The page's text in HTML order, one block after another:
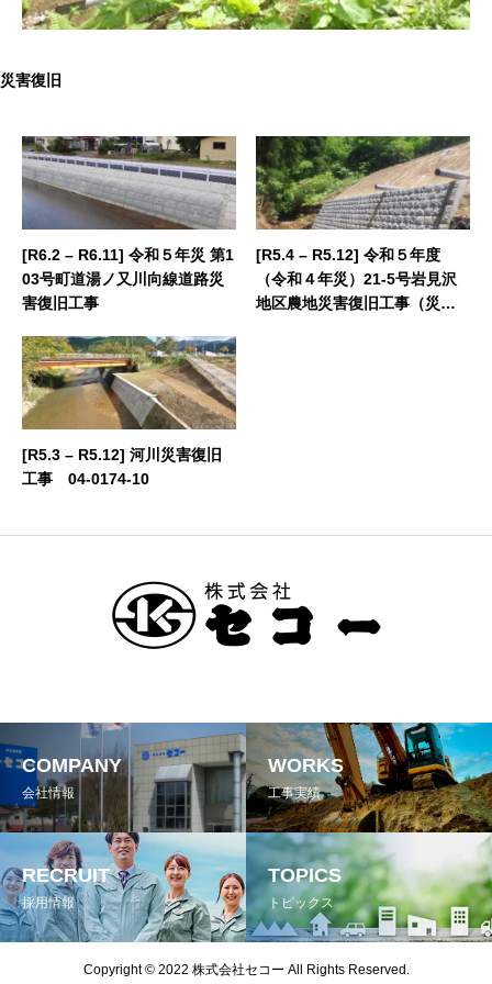
災害復旧
[R6.2 – R6.11] 令和５年災 第1
03号町道湯ノ又川向線道路災
害復旧工事
[R5.4 – R5.12] 令和５年度
（令和４年災）21-5号岩見沢
地区農地災害復旧工事（災害
[R5.3 – R5.12] 河川災害復旧
工事 04-0174-10
COMPANY
会社情報
WORKS
工事実績
RECRUIT
採用情報
TOPICS
トピックス
Copyright © 2022 株式会社セコー All Rights Reserved.